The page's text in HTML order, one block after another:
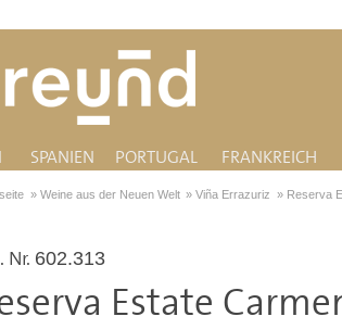
SPANIEN PORTUGAL FRANKREICH
» Weine aus der Neuen Welt »Viña Errazuriz » Reserva
Nr. 602.313
Estate